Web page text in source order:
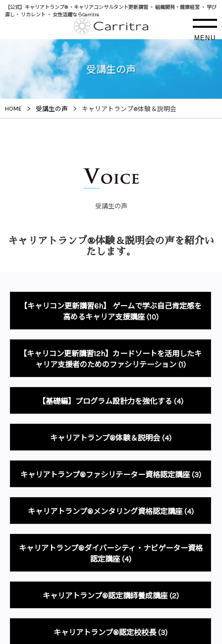
【公式】キャリアトランプ® ・キャリアコンサルタント更新講習 ・ 組織開発・健康経営 ・ 学び
直し・ リカレント ・ 女性活躍ならCarritra
MENU
受講生の声
HOME > 受講生の声 > キャリアトランプ®体験＆説明会
受講生の声
キャリアトランプ®体験＆説明会の声を紹介い
たします。
【キャリコン更新講習6h】 ゲームで学ぶ自己肯定感を
高めるキャリア支援講座(10)
【キャリコン更新講習12h】カードソートを活用したキ
ャリア支援者のためのファシリテーション (1)
【基礎編】プログラム設計力を強化する (4)
キャリアトランプ®体験＆説明会(4)
キャリアトランプ®ファシリテーター資格認定講座(3)
キャリアトランプ®メンタリング資格認定講座(4)
キャリアトランプ®ダイバーシティ・ナビゲーター資格
認定講座(4)
キャリアトランプ®認定講師養成講座(2)
キャリアトランプ®認定校校長(3)